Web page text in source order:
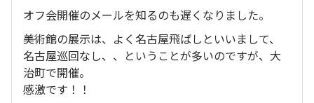
オフ会開催のメールを知るのも遅くなりました。
美術館の展示は、よく名古屋飛ばしといいまして、
名古屋巡回なし、、ということが多いのですが、大
治町で開催。
感激です！！